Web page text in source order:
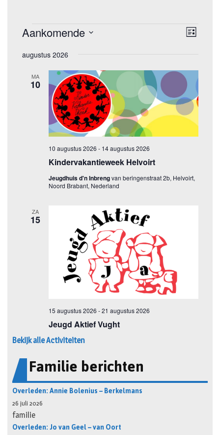
Bekijk alle Activiteiten
Familie berichten
Overleden: Annie Bolenius – Berkelmans
26 juli 2026
familie
Overleden: Jo van Geel – van Oort